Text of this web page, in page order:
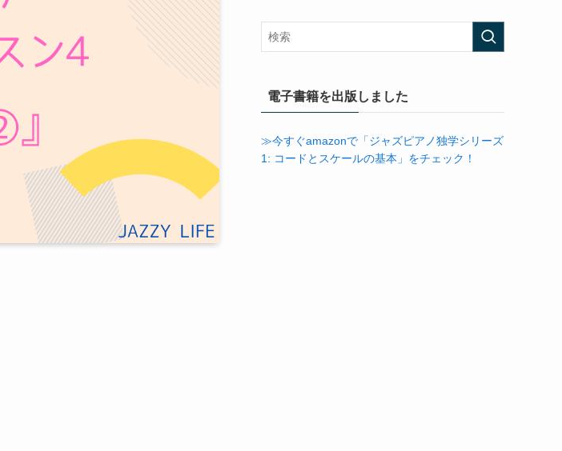
イ
ブ
電子書籍を出版しました
≫今すぐamazonで「ジャズピアノ独学シリーズ
1: コードとスケールの基本」をチェック！